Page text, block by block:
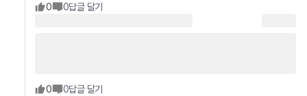
0 0답글 달기
0 0답글 달기